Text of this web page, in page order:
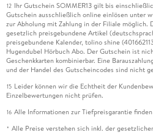
12 Ihr Gutschein SOMMER13 gilt bis
Gutschein ausschließlich online einlösen unter
zur Abholung mit Zahlung in der Filiale
gesetzlich preisgebundene Artikel
preisgebundene Kalender, tolino shine
Hugendubel Hörbuch Abo. Der Gutschein ist
Geschenkkarten kombinierbar. Eine
und der Handel des Gutscheincodes sind nicht
15 Leider können wir die Echtheit der
Einzelbewertungen nicht prüfen.
16 Alle Informationen zur Tiefpreisgarantie
* Alle Preise verstehen sich inkl. der